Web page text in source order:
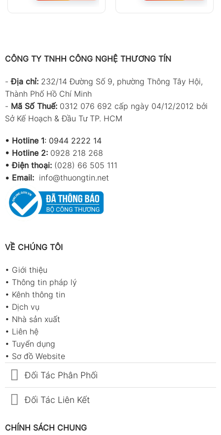
CÔNG TY TNHH CÔNG NGHỆ THƯƠNG TÍN
-Địa chỉ: 232/14 Đường Số 9, phường Thông Tây Hội,
Thành Phố Hồ Chí Minh
- Mã Số Thuế: 0312 076 692 cấp ngày 04/12/2012 bởi
Sở Kế Hoạch & Đầu Tư TP. HCM
• Hotline 1: 0944 2222 14
• Hotline 2: 0928 218 268
• Điện thoại: (028) 66 505 111
• Email: info@thuongtin.net
VỀ CHÚNG TÔI
• Giới thiệu
• Thông tin pháp lý
• Kênh thông tin
• Dịch vụ
• Nhà sản xuất
• Liên hệ
• Tuyển dụng
• Sơ đồ Website
Đối Tác Phân Phối
Đối Tác Liên Kết
CHÍNH SÁCH CHUNG